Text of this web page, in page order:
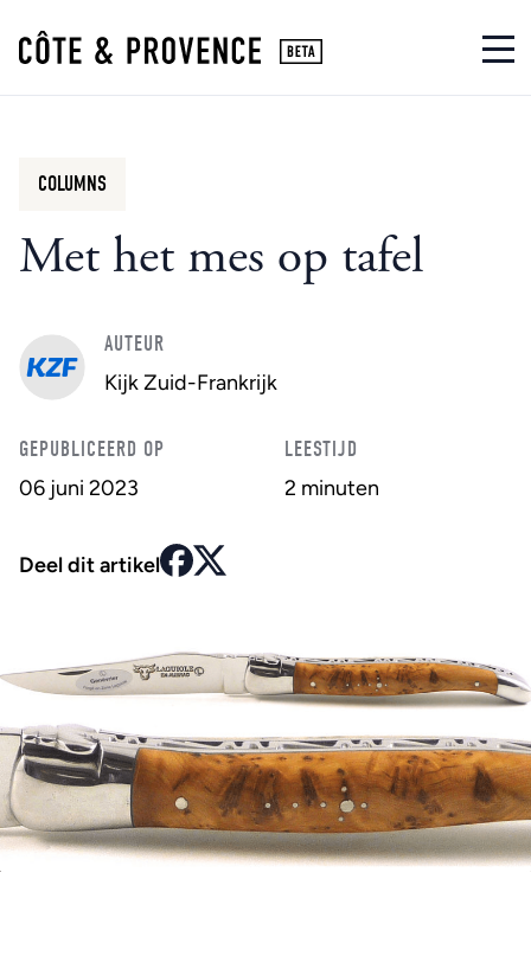
Met het mes op tafel
COLUMNS
AUTEUR
Kijk Zuid-Frankrijk
GEPUBLICEERD OP
06 juni 2023
LEESTIJD
2 minuten
Deel dit artikel